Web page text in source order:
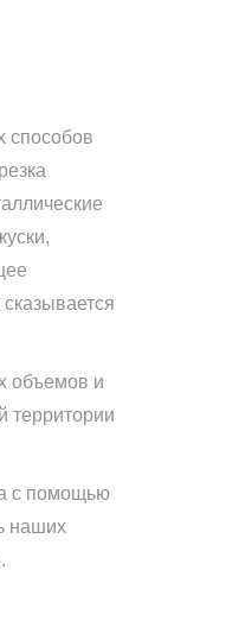
способов
объемов и
территории
с помощью
наших